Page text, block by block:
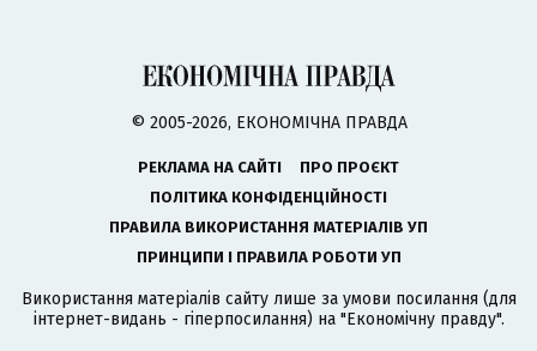
© 2005-2026, ЕКОНОМІЧНА ПРАВДА
РЕКЛАМА НА САЙТІ
ПРО ПРОЄКТ
ПОЛІТИКА КОНФІДЕНЦІЙНОСТІ
ПРАВИЛА ВИКОРИСТАННЯ МАТЕРІАЛІВ УП
ПРИНЦИПИ І ПРАВИЛА РОБОТИ УП
Використання матеріалів сайту лише за умови посилання (для
інтернет-видань - гіперпосилання) на "Економічну правду".